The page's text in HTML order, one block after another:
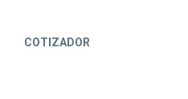
COTIZADOR